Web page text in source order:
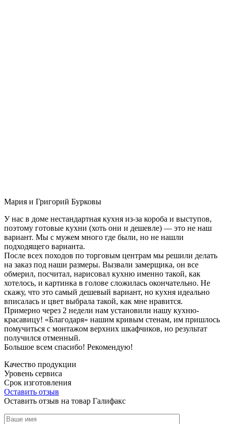
Мария и Григорий Бурковы
У нас в доме нестандартная кухня из-за короба и выступов,
поэтому готовые кухни (хоть они и дешевле) — это не наш
вариант. Мы с мужем много где были, но не нашли
подходящего варианта.
После всех походов по торговым центрам мы решили делать
на заказ под наши размеры. Вызвали замерщика, он все
обмерил, посчитал, нарисовал кухню именно такой, как
хотелось, и картинка в голове сложилась окончательно. Не
скажу, что это самый дешевый вариант, но кухня идеально
вписалась и цвет выбрала такой, как мне нравится.
Примерно через 2 недели нам установили нашу кухню-
красавицу! «Благодаря» нашим кривым стенам, им пришлось
помучиться с монтажом верхних шкафчиков, но результат
получился отменный.
Большое всем спасибо! Рекомендую!
Качество продукции
Уровень сервиса
Срок изготовления
Оставить отзыв
Оставить отзыв на товар Галифакс